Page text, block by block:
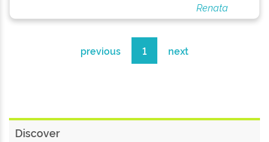
Renata
previous 1 next
Discover